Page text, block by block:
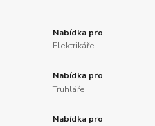
Nabídka pro
Elektrikáře
Nabídka pro
Truhláře
Nabídka pro